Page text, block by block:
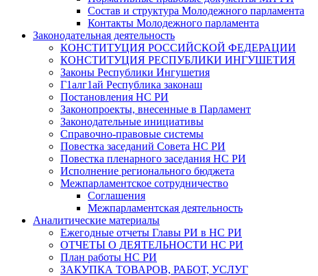
Состав и структура Молодежного парламента
Контакты Молодежного парламента
Законодательная деятельность
КОНСТИТУЦИЯ РОССИЙСКОЙ ФЕДЕРАЦИИ
КОНСТИТУЦИЯ РЕСПУБЛИКИ ИНГУШЕТИЯ
Законы Республики Ингушетия
Г1алг1ай Республика законаш
Постановления НС РИ
Законопроекты, внесенные в Парламент
Законодательные инициативы
Справочно-правовые системы
Повестка заседаний Совета НС РИ
Повестка пленарного заседания НС РИ
Исполнение регионального бюджета
Межпарламентское сотрудничество
Соглашения
Межпарламентская деятельность
Аналитические материалы
Ежегодные отчеты Главы РИ в НС РИ
ОТЧЕТЫ О ДЕЯТЕЛЬНОСТИ НС РИ
План работы НС РИ
ЗАКУПКА ТОВАРОВ, РАБОТ, УСЛУГ